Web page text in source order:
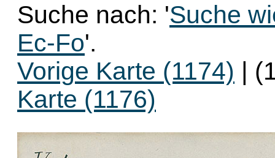
Suche nach: 'Suche
Ec-Fo'.
Vorige Karte (1174) |
Karte (1176)